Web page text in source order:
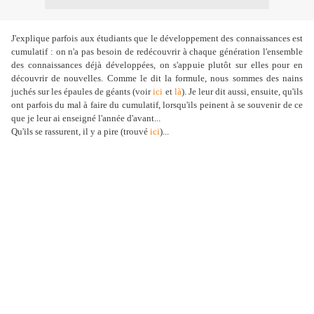
J'explique parfois aux étudiants que le développement des connaissances est
cumulatif : on n'a pas besoin de redécouvrir à chaque génération l'ensemble
des connaissances déjà développées, on s'appuie plutôt sur elles pour en
découvrir de nouvelles. Comme le dit la formule, nous sommes des nains
juchés sur les épaules de géants (voirici et là). Je leur dit aussi, ensuite, qu'ils
ont parfois du mal à faire du cumulatif, lorsqu'ils peinent à se souvenir de ce
que je leur ai enseigné l'année d'avant...
Qu'ils se rassurent, il y a pire (trouvé ici)...